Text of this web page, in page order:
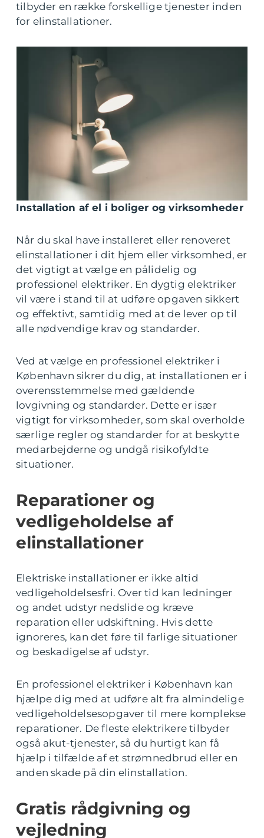
tilbyder en række forskellige tjenester inden
for elinstallationer.
Installation af el i boliger og virksomheder
Når du skal have installeret eller renoveret
elinstallationer i dit hjem eller virksomhed, er
det vigtigt at vælge en pålidelig og
professionel elektriker. En dygtig elektriker
vil være i stand til at udføre opgaven sikkert
og effektivt, samtidig med at de lever op til
alle nødvendige krav og standarder.
Ved at vælge en professionel elektriker i
København sikrer du dig, at installationen er i
overensstemmelse med gældende
lovgivning og standarder. Dette er især
vigtigt for virksomheder, som skal overholde
særlige regler og standarder for at beskytte
medarbejderne og undgå risikofyldte
situationer.
Reparationer og
vedligeholdelse af
elinstallationer
Elektriske installationer er ikke altid
vedligeholdelsesfri. Over tid kan ledninger
og andet udstyr nedslide og kræve
reparation eller udskiftning. Hvis dette
ignoreres, kan det føre til farlige situationer
og beskadigelse af udstyr.
En professionel elektriker i København kan
hjælpe dig med at udføre alt fra almindelige
vedligeholdelsesopgaver til mere komplekse
reparationer. De fleste elektrikere tilbyder
også akut-tjenester, så du hurtigt kan få
hjælp i tilfælde af et strømnedbrud eller en
anden skade på din elinstallation.
Gratis rådgivning og
vejledning